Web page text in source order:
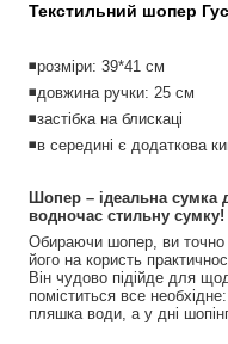
Текстильний шопер
◾️розміри: 39*41 см
◾️довжина ручки: 25 см
◾️застібка на блискаці
◾️в середині є додаткова
Шопер – ідеальна сумка
водночас стильну сумку!
Обираючи шопер, ви точно
його на користь
Він чудово підійде для
поміститься все
пляшка води, а у дні